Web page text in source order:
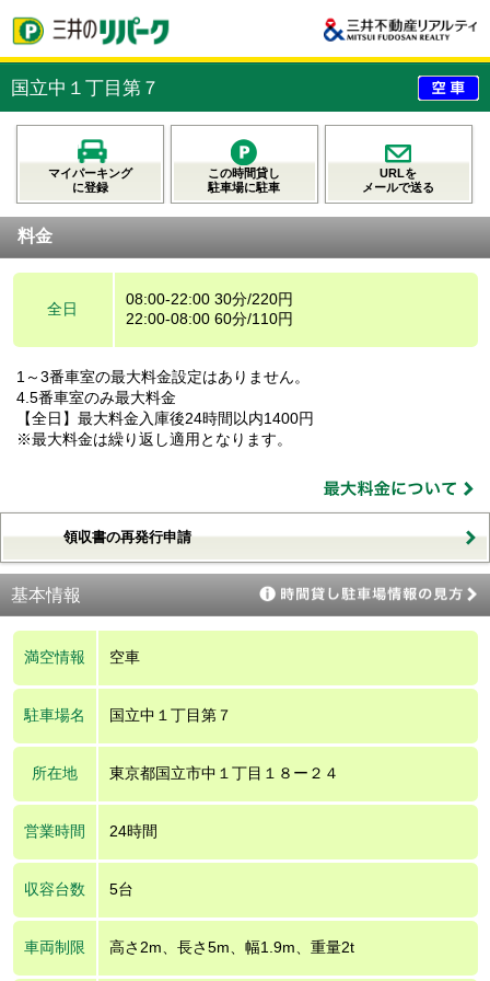
国立中１丁目第７
マイパーキング
に登録
この時間貸し
駐車場に駐車
URLを
メールで送る
料金
全日
08:00-22:00 30分/220円
22:00-08:00 60分/110円
1～3番車室の最大料金設定はありません。
4.5番車室のみ最大料金
【全日】最大料金入庫後24時間以内1400円
※最大料金は繰り返し適用となります。
領収書の再発行申請
基本情報
満空情報 空車
駐車場名 国立中１丁目第７
所在地 東京都国立市中１丁目１８ー２４
営業時間 24時間
収容台数 5台
車両制限 高さ2m、長さ5m、幅1.9m、重量2t